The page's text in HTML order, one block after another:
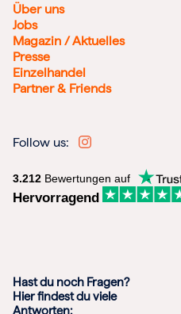
Über uns
Jobs
Magazin / Aktuelles
Presse
Einzelhandel
Partner & Friends
Follow us:
3.212 Bewertungen auf
Hervorragend
Hast du noch Fragen?
Hier findest du viele
Antworten: